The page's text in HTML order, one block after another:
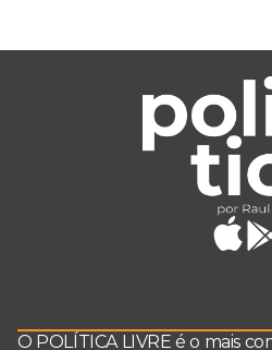
O POLÍTICA LIVRE é o mais